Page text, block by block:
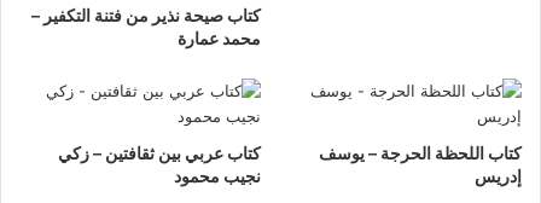
كتاب صيحة نذير من فتنة التكفير –
محمد عمارة
كتاب اللحظة الحرجة – يوسف
إدريس
كتاب عربي بين ثقافتين – زكي
نجيب محمود